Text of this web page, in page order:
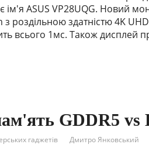
ім'я ASUS VP28UQG. Новий
роздільною здатністю 4K
всього 1мс. Також дисплей
GDDR5 vs
гаджетів Дмитро Янковський